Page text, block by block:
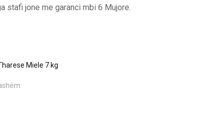
stafi jone me garanci mbi 6 Mujore.
Miele 7 kg